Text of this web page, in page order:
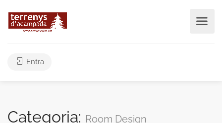
Entra
Categoria: Room Design